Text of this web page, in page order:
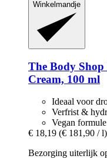
Winkelmandje
The Body Shop
Cream, 100 ml
Ideaal voor
Verfrist &
Vegan formule
€ 18,19 (€ 181,90 / l)
Bezorging uiterlijk